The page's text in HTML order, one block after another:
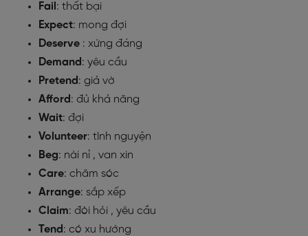
Fail : thất bại
Expect: mong đợi
Deserve : xứng đáng
Demand: yêu cầu
Pretend: giả vờ
Afford: đủ khả năng
Wait: đợi
Volunteer: tình nguyện
Beg: nài nỉ , van xin
Care: chăm sóc
Arrange: sắp xếp
Claim: đòi hỏi , yêu cầu
Tend: có xu hướng